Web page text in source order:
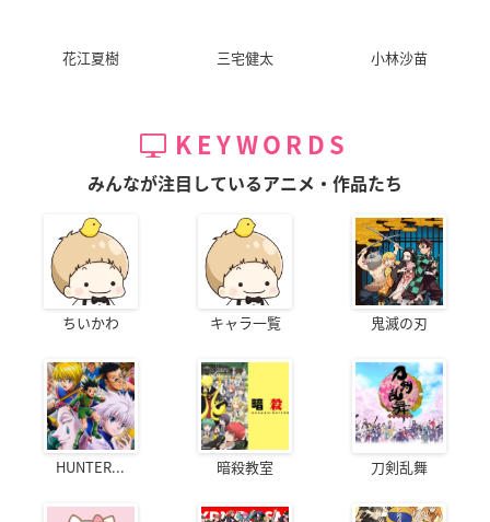
花江夏樹 三宅健太 小林沙苗
KEYWORDS
みんなが注目しているアニメ・作品たち
ちいかわ キャラ一覧 鬼滅の刃
HUNTER... 暗殺教室 刀剣乱舞